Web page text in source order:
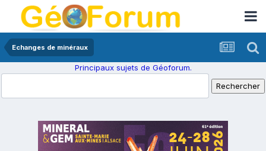
Echanges de minéraux
Principaux sujets de Géoforum.